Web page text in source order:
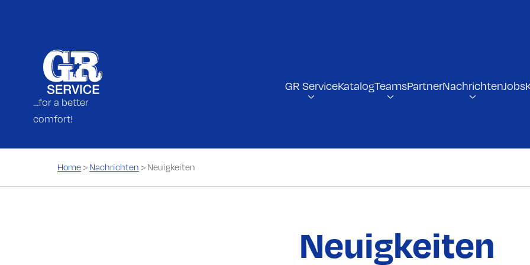
…for a better
comfort!
GR ServiceKatalogTeamsPartnerNachrichtenJobs
Home> Nachrichten > Neuigkeiten
Neuigkeiten